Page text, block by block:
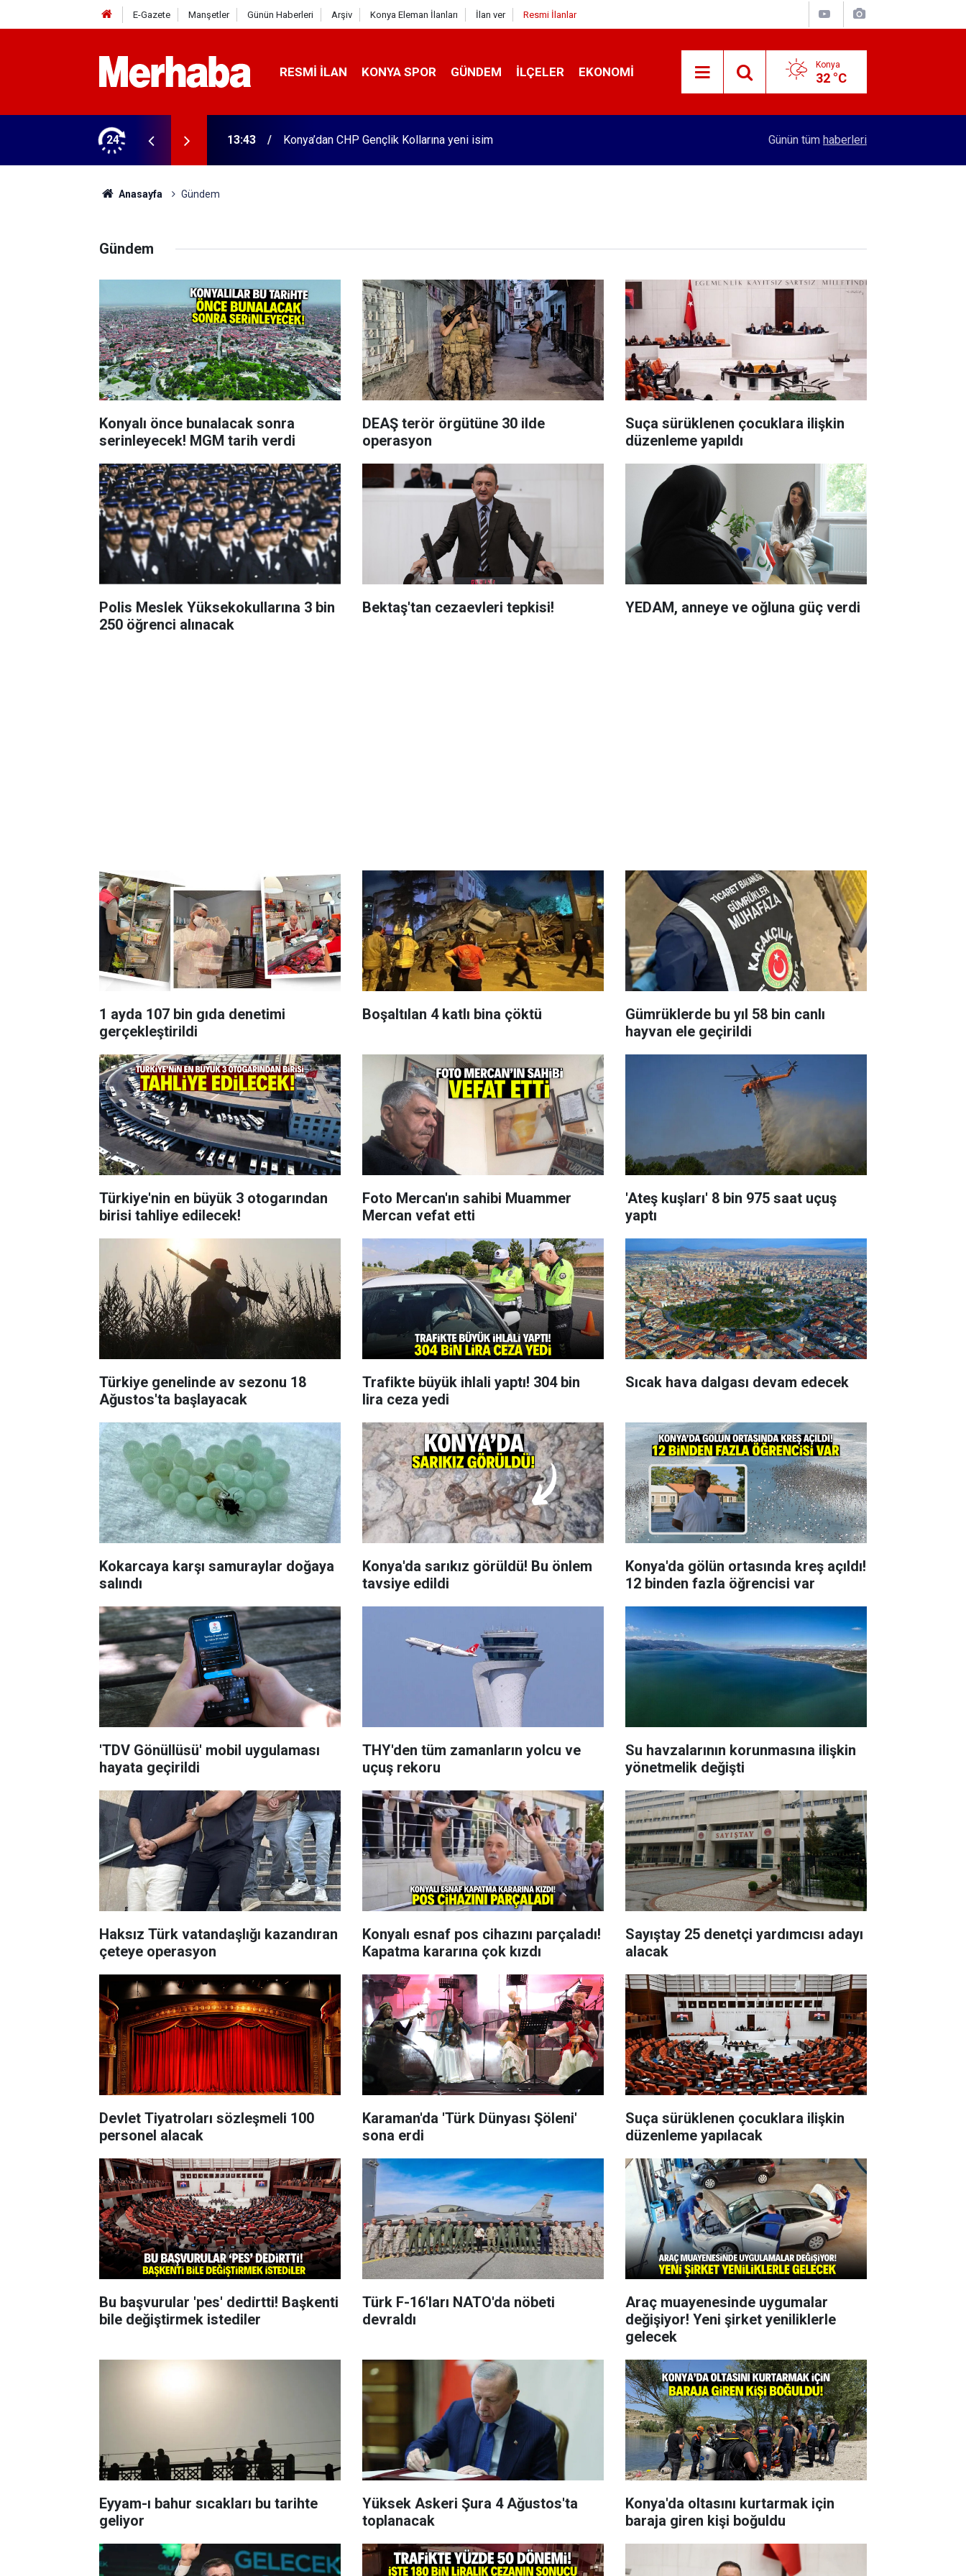
E-Gazete Manşetler Günün Haberleri Arşiv Konya Eleman İlanları İlan ver Resmi İlanlar
RESMI İLAN KONYA SPOR GÜNDEM İLÇELER EKONOMI Konya
32 °C
24 13:36 Konya'da kiraz üreticisi krizde! İşte zararın boyutu Birlikte Kanat Çırpmak
Günün tüm haberleri
Anasayfa Gündem
Gündem
Konyalı önce bunalacak sonra
serinleyecek! MGM tarih verdi
DEAŞ terör örgütüne 30 ilde
operasyon
Suça sürüklenen çocuklara ilişkin
düzenleme yapıldı
Polis Meslek Yüksekokullarına 3 bin
250 öğrenci alınacak
Bektaş'tan cezaevleri tepkisi! YEDAM, anneye ve oğluna güç verdi
1 ayda 107 bin gıda denetimi
gerçekleştirildi
Boşaltılan 4 katlı bina çöktü
Gümrüklerde bu yıl 58 bin canlı
hayvan ele geçirildi
Türkiye'nin en büyük 3 otogarından
birisi tahliye edilecek!
Foto Mercan'ın sahibi Muammer
Mercan vefat etti
'Ateş kuşları' 8 bin 975 saat uçuş
yaptı
Türkiye genelinde av sezonu 18
Ağustos'ta başlayacak
Trafikte büyük ihlali yaptı! 304 bin
lira ceza yedi
Sıcak hava dalgası devam edecek
Kokarcaya karşı samuraylar doğaya
salındı
Konya'da sarıkız görüldü! Bu önlem
tavsiye edildi
Konya'da gölün ortasında kreş açıldı!
12 binden fazla öğrencisi var
'TDV Gönüllüsü' mobil uygulaması
hayata geçirildi
THY'den tüm zamanların yolcu ve
uçuş rekoru
Su havzalarının korunmasına ilişkin
yönetmelik değişti
Haksız Türk vatandaşlığı kazandıran
çeteye operasyon
Konyalı esnaf pos cihazını parçaladı!
Kapatma kararına çok kızdı
Sayıştay 25 denetçi yardımcısı adayı
alacak
Devlet Tiyatroları sözleşmeli 100
personel alacak
Karaman'da 'Türk Dünyası Şöleni'
sona erdi
Suça sürüklenen çocuklara ilişkin
düzenleme yapılacak
Bu başvurular 'pes' dedirtti! Başkenti
bile değiştirmek istediler
Türk F-16'ları NATO'da nöbeti
devraldı
Araç muayenesinde uygumalar
değişiyor! Yeni şirket yeniliklerle
gelecek
Eyyam-ı bahur sıcakları bu tarihte
geliyor
Yüksek Askeri Şura 4 Ağustos'ta
toplanacak
Konya'da oltasını kurtarmak için
baraja giren kişi boğuldu